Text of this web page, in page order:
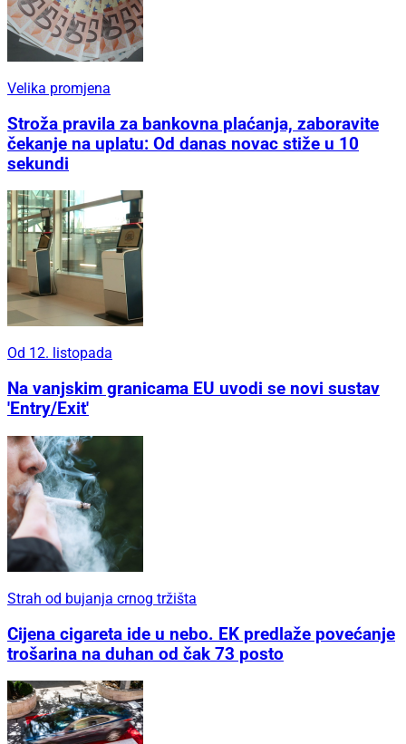
Velika promjena
Stroža pravila za bankovna plaćanja, zaboravite
čekanje na uplatu: Od danas novac stiže u 10
sekundi
Od 12. listopada
Na vanjskim granicama EU uvodi se novi sustav
'Entry/Exit'
Strah od bujanja crnog tržišta
Cijena cigareta ide u nebo. EK predlaže povećanje
trošarina na duhan od čak 73 posto